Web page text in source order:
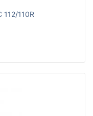
110R